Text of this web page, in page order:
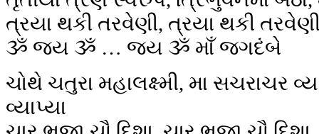
ત્રયા થકી તરવેણી, ત્રયા થકી
ૐ જય ૐ … જય ૐ માઁ જગદંબે
ચોથે ચતુરા મહાલક્ષ્મી, મા સચરાચર
વ્યાપ્યા